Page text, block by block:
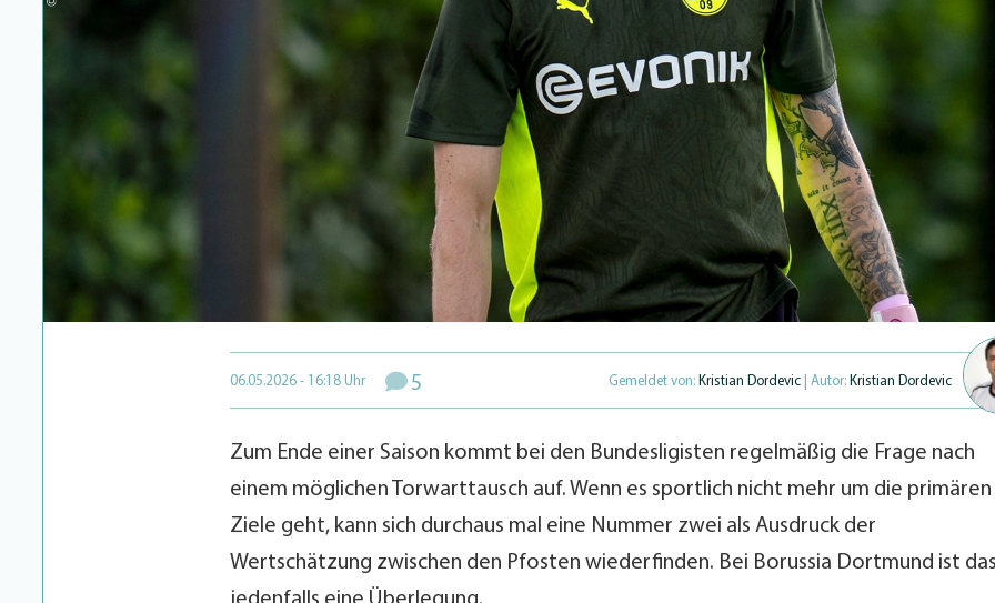
06.05.2026 - 16:18 Uhr 5 Gemeldet von: Kristian Dordevic | Autor: Kristian Dordevic
Zum Ende einer Saison kommt bei den Bundesligisten regelmäßig die Frage nach
einem möglichen Torwarttausch auf. Wenn es sportlich nicht mehr um die primären
Ziele geht, kann sich durchaus mal eine Nummer zwei als Ausdruck der
Wertschätzung zwischen den Pfosten wiederfinden. Bei Borussia Dortmund ist